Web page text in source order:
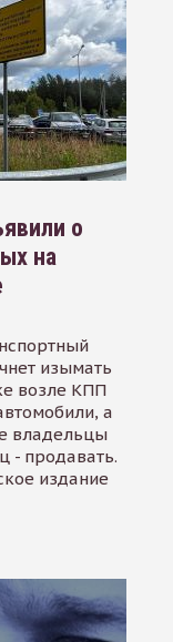
о
на
изымать
возле КПП
а
владельцы
- продавать.
издание